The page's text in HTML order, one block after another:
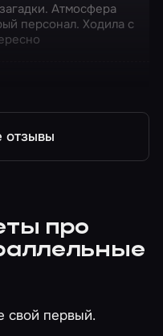
Атмосфера
персонал. Ходила с
отзывы
про
свой первый.